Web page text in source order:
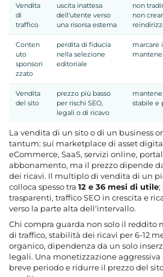
Vendita
di
traffico
uscita inattesa
dell'utente verso
una risorsa esterna
non
non
Conten
uto
sponsori
zzato
perdita di fiducia
nella selezione
editoriale
marcare
Vendita
del sito
prezzo più basso
per rischi SEO,
legali o di ricavo
stabile e
La vendita di un sito o di un business
tantum: sui marketplace di asset
eCommerce, SaaS, servizi online,
abbonamento, ma il prezzo dipende
dei ricavi. Il multiplo di vendita di un
colloca spesso tra 12 e 36 mesi di utile;
trasparenti, traffico SEO in crescita e
verso la parte alta dell'intervallo.
Chi compra guarda non solo il reddito
di traffico, stabilità dei ricavi per 6-12
organico, dipendenza da un solo
legali. Una monetizzazione aggressiva
breve periodo e ridurre il prezzo del